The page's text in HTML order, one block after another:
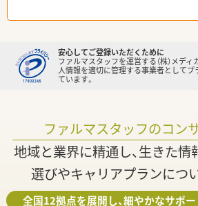
安心してご登録いただくために
ファルマスタッフを運営する（株）メデ
人情報を適切に管理する事業者として
ています。
ファルマスタッフのコン
地域と業界に精通し、生きた
選びやキャリアプランにつ
全国12拠点を展開し、細やかなサポー